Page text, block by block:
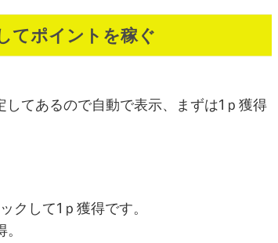
てポイントを稼ぐ
てあるので自動で表示、まずは1ｐ獲得
クして1ｐ獲得です。